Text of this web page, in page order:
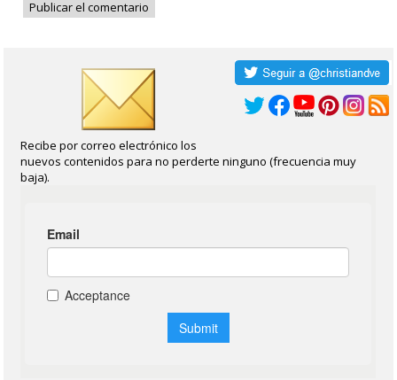
Recibe por correo electrónico los
nuevos contenidos para no perderte ninguno (frecuencia muy
baja).